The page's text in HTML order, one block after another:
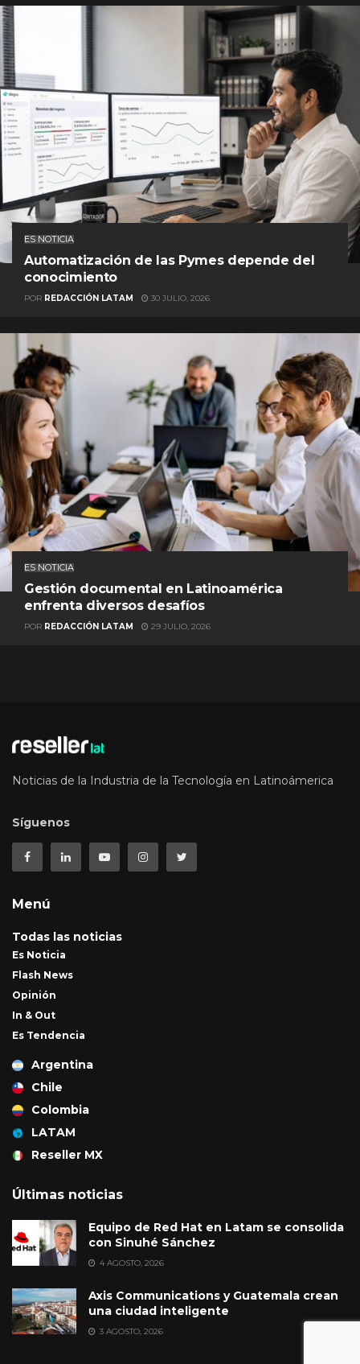
ES NOTICIA
Automatización de las Pymes depende del
conocimiento
POR REDACCIÓN LATAM 30 JULIO, 2026
ES NOTICIA
Gestión documental en Latinoamérica
enfrenta diversos desafíos
POR REDACCIÓN LATAM 29 JULIO, 2026
Noticias de la Industria de la Tecnología en Latinoámerica
Síguenos
Menú
Todas las noticias
Es Noticia
Flash News
Opinión
In & Out
Es Tendencia
Argentina
Chile
Colombia
LATAM
Reseller MX
Últimas noticias
Equipo de Red Hat en Latam se consolida
con Sinuhé Sánchez
4 AGOSTO, 2026
Axis Communications y Guatemala crean
una ciudad inteligente
3 AGOSTO, 2026